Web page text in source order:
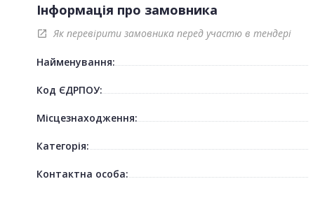
Інформація про замовника
open_in_new Як перевірити замовника перед участю в тендері
Найменування:
Код ЄДРПОУ:
Місцезнаходження:
Категорія:
Контактна особа: